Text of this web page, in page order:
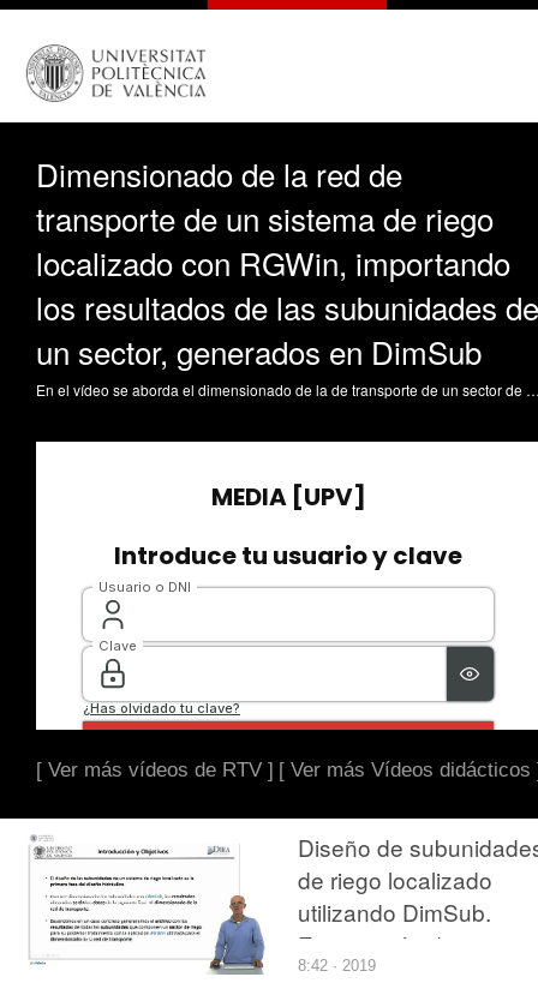
Dimensionado de la red de
transporte de un sistema de riego
localizado con RGWin, importando
los resultados de las subunidades de
un sector, generados en DimSub
En el vídeo se aborda el dimensionado de la de transporte de un sector de un sistema de riego localizado. Para ello se utiliza la aplicación RGWin implementada para el dimensionado de redes de riego a presión. Parte de los datos de partida necesarios para el dimensionado de la red, son los resultados del dimensionado de las subunidades de riego que conforman el sector. El diseño y dimensionado de las subunidades se ha realizado previamente con la aplicación DimSub generando un archivo de datos con los resultados del dimensionado que puede ser importado desde RGWin e incorporado a los datos de partida de la red de transporte objeto de dimensionado. Estos datos son los caudales y
[ Ver más vídeos de RTV ] [ Ver más Vídeos didácticos
Diseño de
de riego localizado
utilizando DimSub.
Exportación de
resultados de un
8:42 · 2019